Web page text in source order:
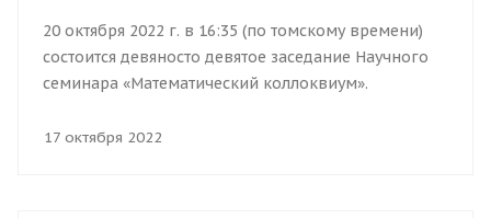
20 октября 2022 г. в 16:35 (по томскому времени)
состоится девяносто девятое заседание Научного
семинара «Математический коллоквиум».
17 октября 2022